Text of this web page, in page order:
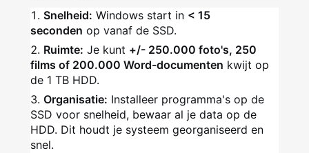
Snelheid: Windows start in < 15
seconden op vanaf de SSD.
Ruimte: Je kunt +/- 250.000 foto's, 250
films of 200.000 Word-documenten kwijt op
de 1 TB HDD.
Organisatie: Installeer programma's op de
SSD voor snelheid, bewaar al je data op de
HDD. Dit houdt je systeem georganiseerd en
snel.